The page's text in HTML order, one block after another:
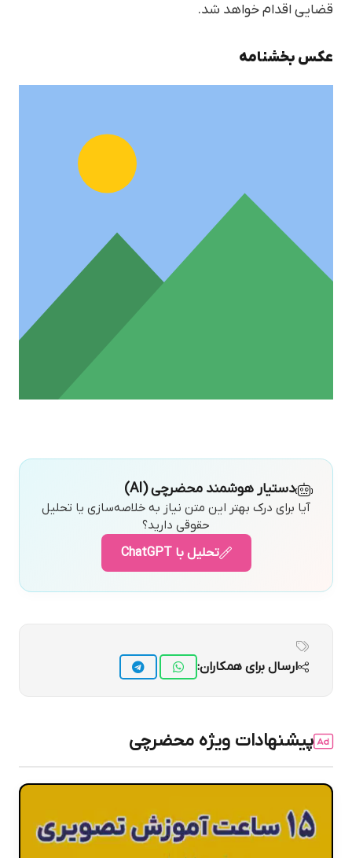
قضایی اقدام خواهد شد.
عکس بخشنامه
دستیار هوشمند محضرچی (AI)
آیا برای درک بهتر این متن نیاز به خلاصه‌سازی یا تحلیل
حقوقی دارید؟
تحلیل با ChatGPT
ارسال برای همکاران:
پیشنهادات ویژه محضرچی